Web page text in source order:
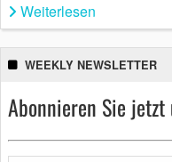
Weiterlesen
WEEKLY NEWSLETTER
Abonnieren Sie